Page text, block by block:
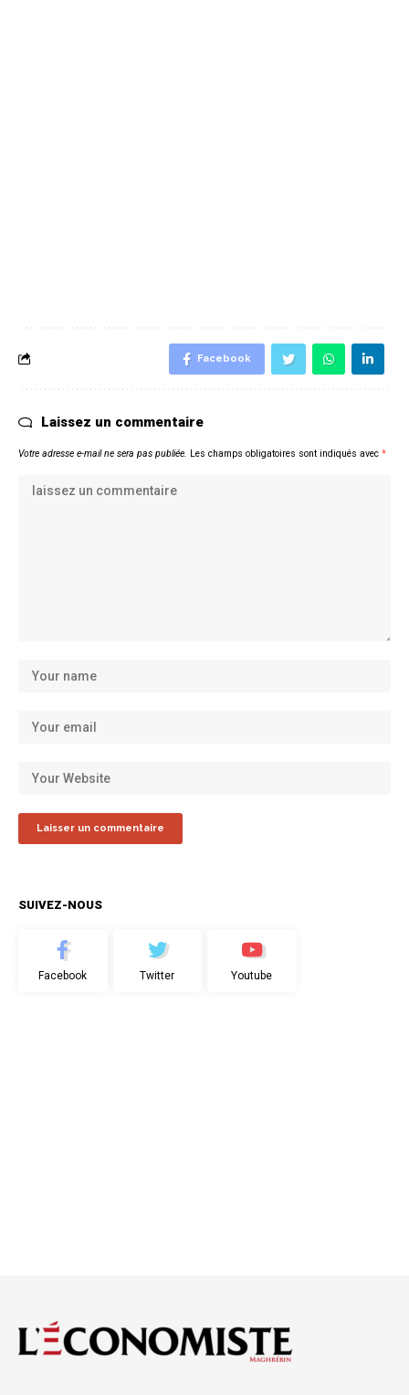
Facebook
Laissez un commentaire
Votre adresse e-mail ne sera pas publiée. Les champs obligatoires sont indiqués avec *
SUIVEZ-NOUS
Facebook Twitter Youtube